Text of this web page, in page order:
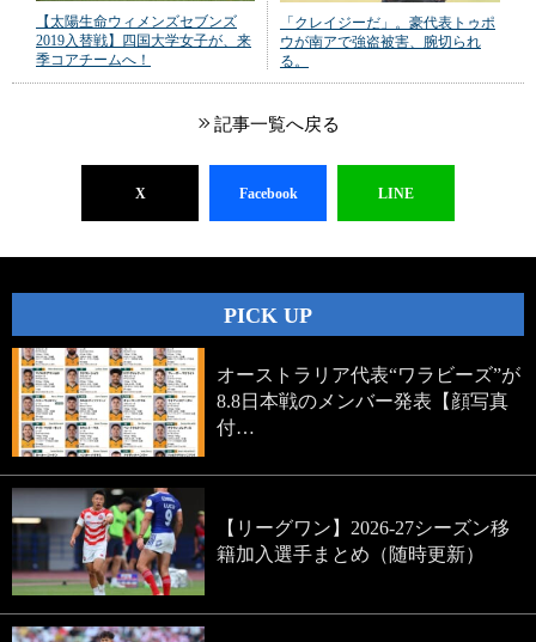
【太陽生命ウィメンズセブンズ
2019入替戦】四国大学女子が、来
季コアチームへ！
「クレイジーだ」。豪代表トゥポ
ウが南アで強盗被害、腕切られ
る。
記事一覧へ戻る
X Facebook LINE
PICK UP
オーストラリア代表“ワラビーズ”が
8.8日本戦のメンバー発表【顔写真
付…
【リーグワン】2026-27シーズン移
籍加入選手まとめ（随時更新）